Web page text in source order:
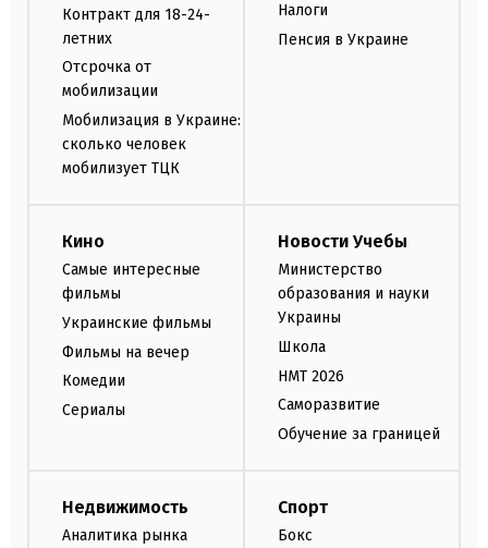
Контракт для 18-24-
летних
Отсрочка от
мобилизации
Мобилизация в Украине:
сколько человек
мобилизует ТЦК
Налоги
Пенсия в Украине
Кино
Самые интересные
фильмы
Украинские фильмы
Фильмы на вечер
Комедии
Сериалы
Новости Учебы
Министерство
образования и науки
Украины
Школа
НМТ 2026
Саморазвитие
Обучение за границей
Недвижимость
Аналитика рынка
Спорт
Бокс